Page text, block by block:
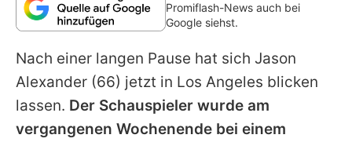
Redaktionelle Richtlinien
Impressum
Datenschutzerklärung
Nutzungsbedingungen
Promiflash-News auch bei
Google siehst.
Nach einer langen Pause hat sich Jason
Alexander (66) jetzt in Los Angeles blicken
lassen. Der Schauspieler wurde am
vergangenen Wochenende bei einem